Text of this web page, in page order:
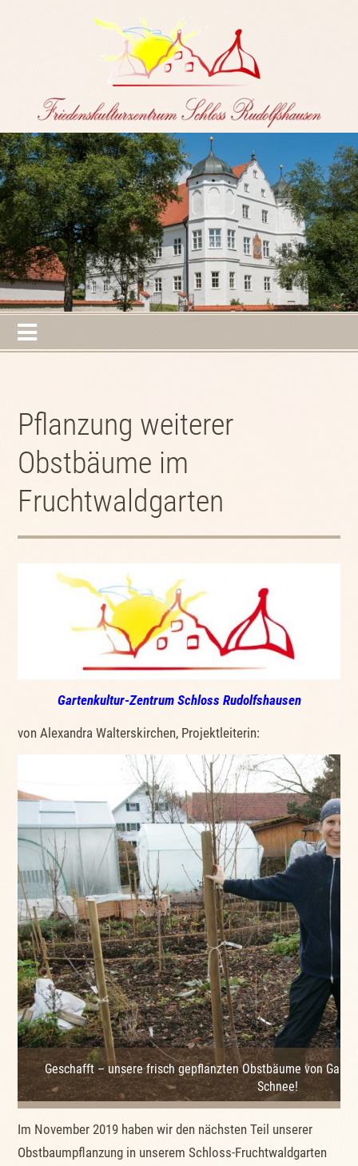
Pflanzung weiterer
Obstbäume im
Fruchtwaldgarten
Gartenkultur-Zentrum Schloss Rudolfshausen
von Alexandra Walterskirchen, Projektleiterin:
Geschafft – unsere frisch gepflanzten Obstbäume von
Schnee!
Im November 2019 haben wir den nächsten Teil unserer
Obstbaumpflanzung in unserem Schloss-Fruchtwaldgarten